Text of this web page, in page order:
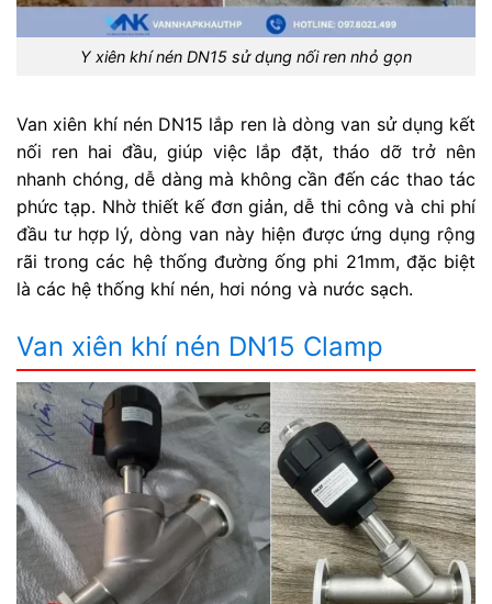
Y xiên khí nén DN15 sử dụng nối ren nhỏ gọn
Van xiên khí nén DN15 lắp ren là dòng van sử dụng kết
nối ren hai đầu, giúp việc lắp đặt, tháo dỡ trở nên
nhanh chóng, dễ dàng mà không cần đến các thao tác
phức tạp. Nhờ thiết kế đơn giản, dễ thi công và chi phí
đầu tư hợp lý, dòng van này hiện được ứng dụng rộng
rãi trong các hệ thống đường ống phi 21mm, đặc biệt
là các hệ thống khí nén, hơi nóng và nước sạch.
Van xiên khí nén DN15 Clamp